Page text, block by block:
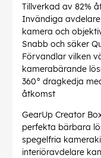
Tillverkad av 82%
Invändiga
kamera och
Snabb och säker
Förvandlar vilken
kamerabärande
360° dragkedja
åtkomst
GearUp Creator
perfekta bärbara
spegelfria
interiöravdelare